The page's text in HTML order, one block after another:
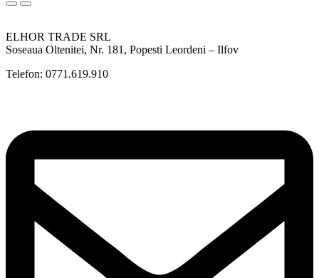
ELHOR TRADE SRL
Soseaua Oltenitei, Nr. 181, Popesti Leordeni – Ilfov
Telefon: 0771.619.910